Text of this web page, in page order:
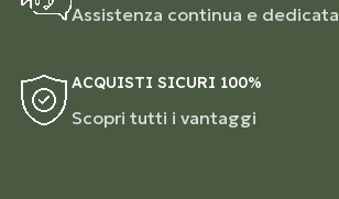
Assistenza continua e dedicata
ACQUISTI SICURI 100%
Scopri tutti i vantaggi